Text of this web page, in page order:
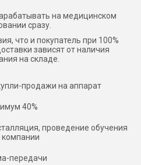
на медицинском
сразу.
что и покупатель при 100%
зависят от наличия
на складе.
продажи на аппарат
40%
проведение обучения
передачи